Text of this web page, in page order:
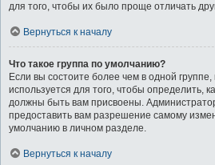
для того, чтобы их было проще отличать
Вернуться к началу
Что такое группа по умолчанию?
Если вы состоите более чем в одной
используется для того, чтобы определить,
должны быть вам присвоены.
предоставить вам разрешение самому
умолчанию в личном разделе.
Вернуться к началу